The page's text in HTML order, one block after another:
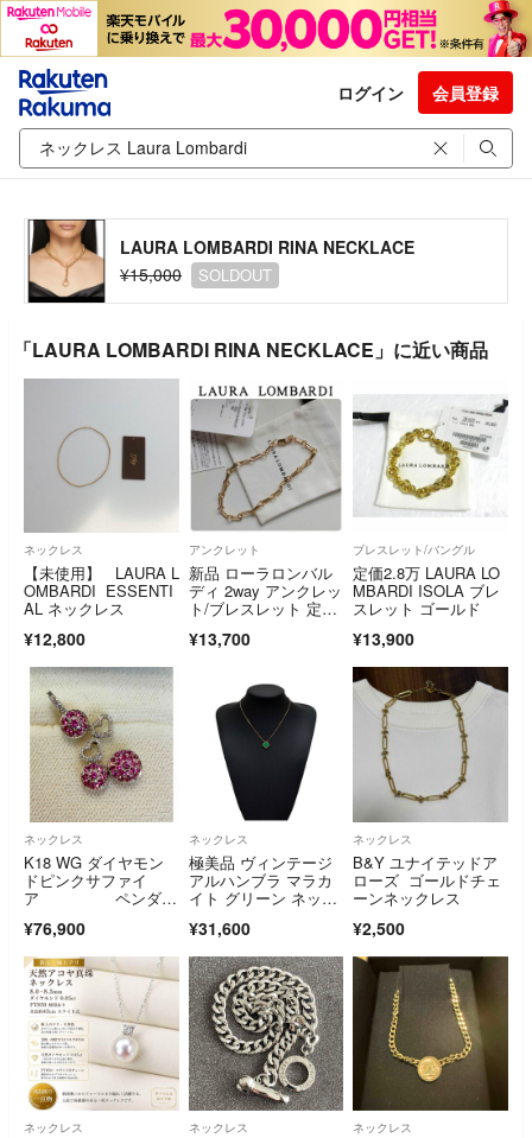
ログイン 会員登録
LAURA LOMBARDI RINA NECKLACE
¥15,000
SOLDOUT
「LAURA LOMBARDI RINA NECKLACE」に近い商品
ネックレス
【未使用】 LAURA L
OMBARDI ESSENTI
AL ネックレス
¥12,800
アンクレット
新品 ローラロンバル
ディ 2way アンクレッ
ト/ブレスレット 定価
¥13,700
ブレスレット/バングル
定価2.8万 LAURA LO
MBARDI ISOLA ブレ
スレット ゴールド
¥13,900
ネックレス
K18 WG ダイヤモン
ドピンクサファイ
ア ペンダン
¥76,900
ネックレス
極美品 ヴィンテージ
アルハンブラ マラカ
イト グリーン ネック
¥31,600
ネックレス
B&Y ユナイテッドア
ローズ ゴールドチェ
ーンネックレス
¥2,500
ネックレス ネックレス ネックレス